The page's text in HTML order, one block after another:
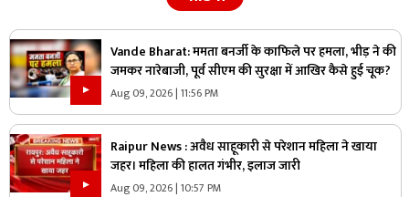
Vande Bharat: ममता बनर्जी के काफिले पर हमला, भीड़ ने की
जमकर नारेबाजी, पूर्व सीएम की सुरक्षा में आखिर कैसे हुई चूक?
Aug 09, 2026 | 11:56 PM
Raipur News : अवैध साहूकारी से परेशान महिला ने खाया
जहर। महिला की हालत गंभीर, इलाज जारी
Aug 09, 2026 | 10:57 PM